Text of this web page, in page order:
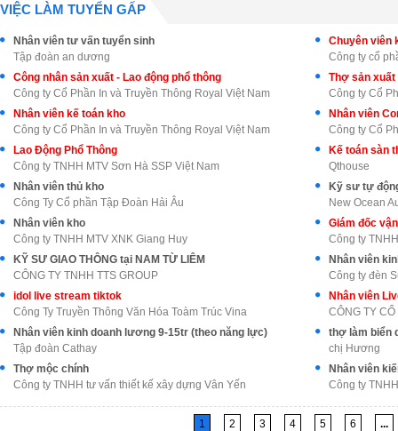
VIỆC LÀM TUYỂN GẤP
Nhân viên tư vấn tuyển sinh
Tập đoàn an dương
Công ty cổ
Công nhân sản xuất - Lao động phổ thông
Công ty Cổ Phần In và Truyền Thông Royal Việt Nam
Thợ sản xuất
Công ty Cổ
Nhân viên kế toán kho
Công ty Cổ Phần In và Truyền Thông Royal Việt Nam
Nhân viên
Công ty Cổ
Lao Động Phổ Thông
Công ty TNHH MTV Sơn Hà SSP Việt Nam
Kế toán sàn
Qthouse
Nhân viên thủ kho
Công Ty Cổ phần Tập Đoàn Hải Âu
Kỹ sư tự
New Ocean
Nhân viên kho
Công ty TNHH MTV XNK Giang Huy
Giám đốc
Công ty
KỸ SƯ GIAO THÔNG tại NAM TỪ LIÊM
CÔNG TY TNHH TTS GROUP
Nhân viên
Công ty đèn
idol live stream tiktok
Công Ty Truyền Thông Văn Hóa Toàm Trúc Vina
Nhân viên kinh doanh lương 9-15tr (theo năng lực)
Tập đoàn Cathay
thợ làm biển
chị Hương
Thợ mộc chính
Công ty TNHH tư vấn thiết kế xây dựng Vân Yến
Nhân viên
Công ty
1 2 3 4 5 6 ...